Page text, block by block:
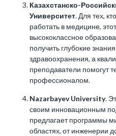
Казахстанско-
Университет. Для тех,
работать в медицине,
высококлассное
получить глубокие
здравоохранения, а
преподаватели помогут
профессионалом.
Nazarbayev University.
своим инновационным
предлагает программы
областях, от инженерии